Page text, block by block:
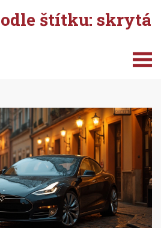
štítku: skrytá